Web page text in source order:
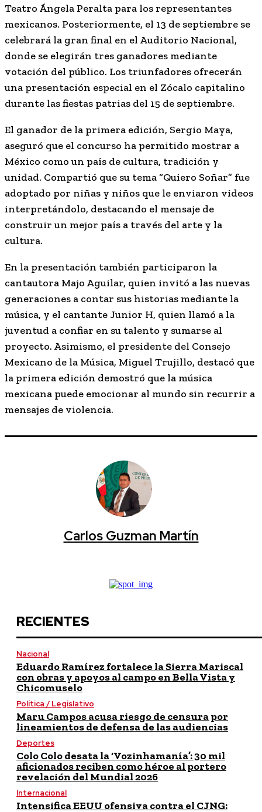
Teatro Ángela Peralta para los representantes
mexicanos. Posteriormente, el 13 de septiembre se
celebrará la gran final en el Auditorio Nacional,
donde se elegirán tres ganadores mediante
votación del público. Los triunfadores ofrecerán
una presentación especial en el Zócalo capitalino
durante las fiestas patrias del 15 de septiembre.
El ganador de la primera edición, Sergio Maya,
aseguró que el concurso ha permitido mostrar a
México como un país de cultura, tradición y
unidad. Compartió que su tema “Quiero Soñar” fue
adoptado por niñas y niños que le enviaron videos
interpretándolo, destacando el mensaje de
construir un mejor país a través del arte y la
cultura.
En la presentación también participaron la
cantautora Majo Aguilar, quien invitó a las nuevas
generaciones a contar sus historias mediante la
música, y el cantante Junior H, quien llamó a la
juventud a confiar en su talento y sumarse al
proyecto. Asimismo, el presidente del Consejo
Mexicano de la Música, Miguel Trujillo, destacó que
la primera edición demostró que la música
mexicana puede emocionar al mundo sin recurrir a
mensajes de violencia.
Carlos Guzman Martín
RECIENTES
Nacional
Eduardo Ramírez fortalece la Sierra Mariscal
con obras y apoyos al campo en Bella Vista y
Chicomuselo
Política / Legislativo
Maru Campos acusa riesgo de censura por
lineamientos de defensa de las audiencias
Deportes
Colo Colo desata la ‘Vozinhamanía’: 30 mil
aficionados reciben como héroe al portero
revelación del Mundial 2026
Internacional
Intensifica EEUU ofensiva contra el CJNG: